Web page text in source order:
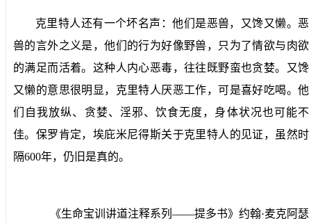
克里特人还有一个坏名声：他们是恶兽，又馋又懒。恶
兽的言外之义是，他们的行为好像野兽，只为了情欲与肉欲
的满足而活着。这种人内心恶毒，往往既野蛮也贪婪。又馋
又懒的意思很明显，克里特人厌恶工作，可是喜好吃喝。他
们自我放纵、贪婪、淫邪、饮食无度，身体状况也可能不
佳。保罗肯定，埃庇米尼得斯关于克里特人的见证，虽然时
隔600年，仍旧是真的。
《生命宝训讲道注释系列——提多书》约翰·麦克阿瑟